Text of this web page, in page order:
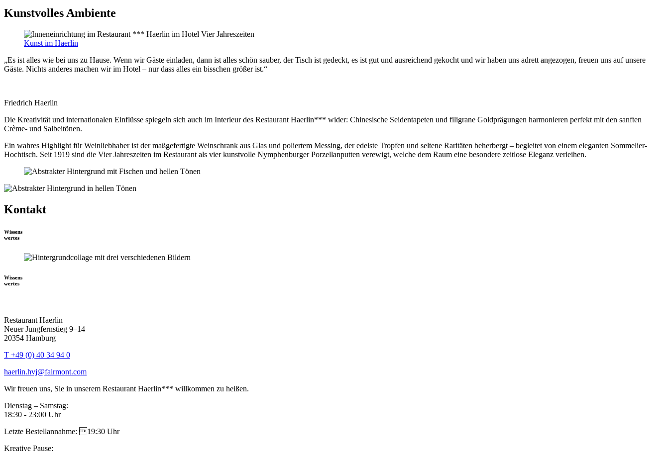
Kunstvolles Ambiente
Kunst im Haerlin
„Es ist alles wie bei uns zu Hause. Wenn wir Gäste einladen, dann ist alles schön sauber, der Tisch ist gedeckt, es ist gut und ausreichend gekocht und wir haben uns adrett angezogen, freuen uns auf unsere
Gäste. Nichts anderes machen wir im Hotel – nur dass alles ein bisschen größer ist.“
Friedrich Haerlin
Die Kreativität und internationalen Einflüsse spiegeln sich auch im Interieur des Restaurant Haerlin*** wider: Chinesische Seidentapeten und filigrane Goldprägungen harmonieren perfekt mit den sanften
Crème- und Salbeitönen.
Ein wahres Highlight für Weinliebhaber ist der maßgefertigte Weinschrank aus Glas und poliertem Messing, der edelste Tropfen und seltene Raritäten beherbergt – begleitet von einem eleganten Sommelier-
Hochtisch. Seit 1919 sind die Vier Jahreszeiten im Restaurant als vier kunstvolle Nymphenburger Porzellanputten verewigt, welche dem Raum eine besondere zeitlose Eleganz verleihen.
Kontakt
Wissens
wertes
Wissens
wertes
Restaurant Haerlin
Neuer Jungfernstieg 9–14
20354 Hamburg
T +49 (0) 40 34 94 0
haerlin.hvj@fairmont.com
Wir freuen uns, Sie in unserem Restaurant Haerlin*** willkommen zu heißen.
Dienstag – Samstag:
18:30 - 23:00 Uhr
Letzte Bestellannahme: 19:30 Uhr
Kreative Pause: